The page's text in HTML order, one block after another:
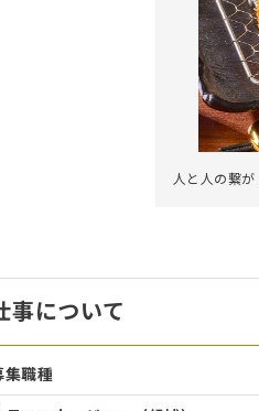
人と人の繋
事について
集職種